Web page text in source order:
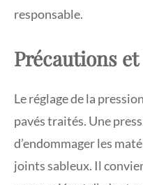
responsable.
Précautions
Le réglage de la
pavés traités. Une
d’endommager les
joints sableux. Il